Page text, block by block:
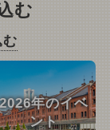
む
む
2026年のイベ
ント